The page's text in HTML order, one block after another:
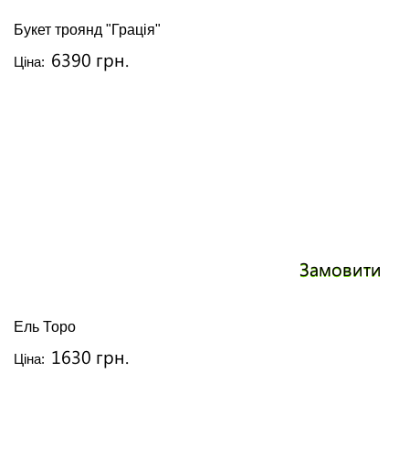
Букет троянд "Грація"
Ціна: 6390 грн.
Замовити
Ель Торо
Ціна: 1630 грн.